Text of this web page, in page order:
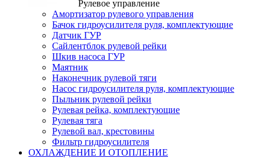
Рулевое управление
Амортизатор рулевого управления
Бачок гидроусилителя руля, комплектующие
Датчик ГУР
Сайлентблок рулевой рейки
Шкив насоса ГУР
Маятник
Наконечник рулевой тяги
Насос гидроусилителя руля, комплектующие
Пыльник рулевой рейки
Рулевая рейка, комплектующие
Рулевая тяга
Рулевой вал, крестовины
Фильтр гидроусилителя
ОХЛАЖДЕНИЕ И ОТОПЛЕНИЕ